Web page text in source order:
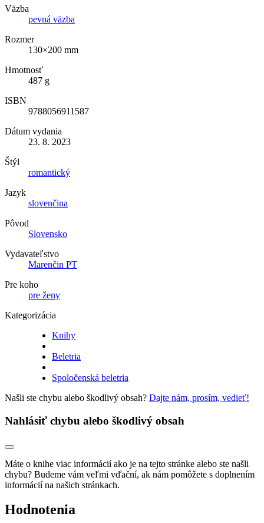
Väzba
pevná väzba
Rozmer
130×200 mm
Hmotnosť
487 g
ISBN
9788056911587
Dátum vydania
23. 8. 2023
Štýl
romantický
Jazyk
slovenčina
Pôvod
Slovensko
Vydavateľstvo
Marenčin PT
Pre koho
pre ženy
Kategorizácia
Knihy
Beletria
Spoločenská beletria
Našli ste chybu alebo škodlivý obsah? Dajte nám, prosím, vedieť!
Nahlásiť chybu alebo škodlivý obsah
Máte o knihe viac informácií ako je na tejto stránke alebo ste našli
chybu? Budeme vám veľmi vďační, ak nám pomôžete s doplnením
informácií na našich stránkach.
Hodnotenia